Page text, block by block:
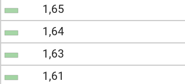
1,65
1,64
1,63
1,61